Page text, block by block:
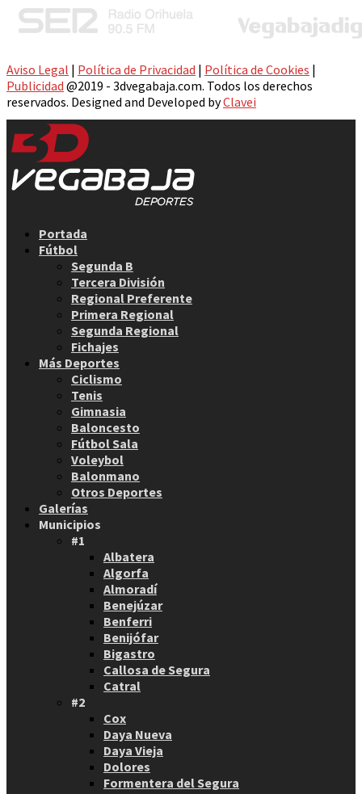
Aviso Legal | Política de Privacidad | Política de Cookies |
Publicidad @2019 - 3dvegabaja.com. Todos los derechos
reservados. Designed and Developed byClavei
Portada
Fútbol
Segunda B
Tercera División
Regional Preferente
Primera Regional
Segunda Regional
Fichajes
Más Deportes
Ciclismo
Tenis
Gimnasia
Baloncesto
Fútbol Sala
Voleybol
Balonmano
Otros Deportes
Galerías
Municipios
#1
Albatera
Algorfa
Almoradí
Benejúzar
Benferri
Benijófar
Bigastro
Callosa de Segura
Catral
#2
Cox
Daya Nueva
Daya Vieja
Dolores
Formentera del Segura